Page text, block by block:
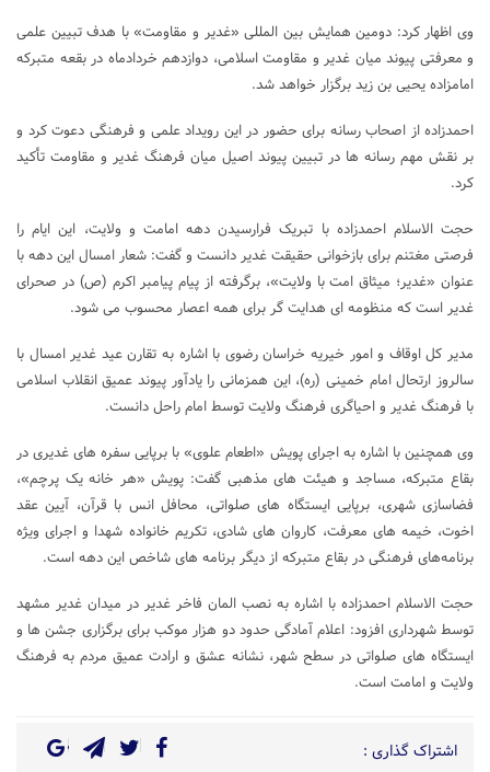
وی اظهار کرد: دومین همایش بین‌ المللی «غدیر و مقاومت» با هدف تبیین علمی
و معرفتی پیوند میان غدیر و مقاومت اسلامی، دوازدهم خردادماه در بقعه متبرکه
امامزاده یحیی بن زید برگزار خواهد شد.
احمدزاده از اصحاب رسانه برای حضور در این رویداد علمی و فرهنگی دعوت کرد و
بر نقش مهم رسانه‌ ها در تبیین پیوند اصیل میان فرهنگ غدیر و مقاومت تأکید
کرد.
حجت الاسلام احمدزاده با تبریک فرارسیدن دهه امامت و ولایت، این ایام را
فرصتی مغتنم برای بازخوانی حقیقت غدیر دانست و گفت: شعار امسال این دهه با
عنوان «غدیر؛ میثاق امت با ولایت»، برگرفته از پیام پیامبر اکرم (ص) در صحرای
غدیر است که منظومه‌ ای هدایت‌ گر برای همه اعصار محسوب می‌ شود.
مدیر کل اوقاف و امور خیریه خراسان رضوی با اشاره به تقارن عید غدیر امسال با
سالروز ارتحال امام خمینی (ره)، این همزمانی را یادآور پیوند عمیق انقلاب اسلامی
با فرهنگ غدیر و احیاگری فرهنگ ولایت توسط امام راحل دانست.
وی همچنین با اشاره به اجرای پویش «اطعام علوی» با برپایی سفره‌ های غدیری در
بقاع متبرکه، مساجد و هیئت های مذهبی گفت: پویش «هر خانه یک پرچم»،
فضاسازی شهری، برپایی ایستگاه‌ های صلواتی، محافل انس با قرآن، آیین عقد
اخوت، خیمه‌ های معرفت، کاروان‌ های شادی، تکریم خانواده شهدا و اجرای ویژه‌
برنامه‌های فرهنگی در بقاع متبرکه از دیگر برنامه‌ های شاخص این دهه است.
حجت الاسلام احمدزاده با اشاره به نصب المان فاخر غدیر در میدان غدیر مشهد
توسط شهرداری افزود: اعلام آمادگی حدود دو هزار موکب برای برگزاری جشن‌ ها و
ایستگاه‌ های صلواتی در سطح شهر، نشانه عشق و ارادت عمیق مردم به فرهنگ
ولایت و امامت است.
اشتراک گذاری :